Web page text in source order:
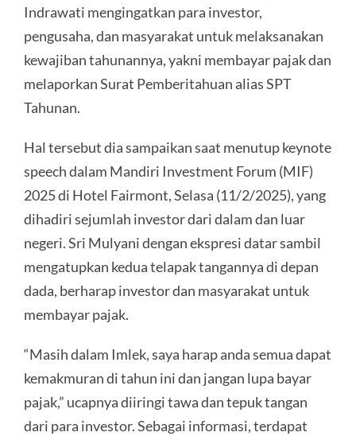
Indrawati mengingatkan para investor,
pengusaha, dan masyarakat untuk melaksanakan
kewajiban tahunannya, yakni membayar pajak dan
melaporkan Surat Pemberitahuan alias SPT
Tahunan.
Hal tersebut dia sampaikan saat menutup keynote
speech dalam Mandiri Investment Forum (MIF)
2025 di Hotel Fairmont, Selasa (11/2/2025), yang
dihadiri sejumlah investor dari dalam dan luar
negeri. Sri Mulyani dengan ekspresi datar sambil
mengatupkan kedua telapak tangannya di depan
dada, berharap investor dan masyarakat untuk
membayar pajak.
“Masih dalam Imlek, saya harap anda semua dapat
kemakmuran di tahun ini dan jangan lupa bayar
pajak,” ucapnya diiringi tawa dan tepuk tangan
dari para investor. Sebagai informasi, terdapat